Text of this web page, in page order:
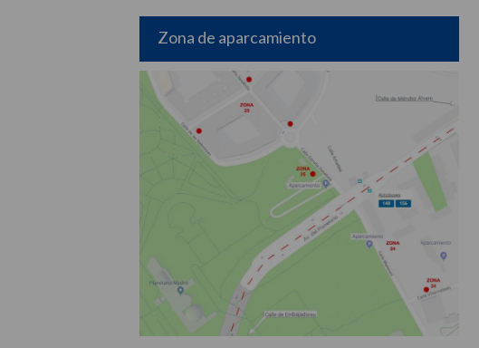
Zona de aparcamiento